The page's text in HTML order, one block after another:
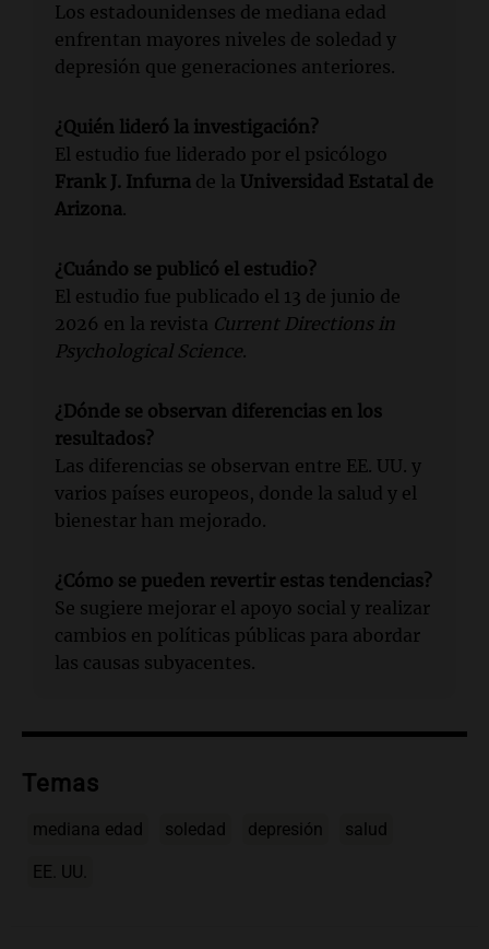
Los estadounidenses de mediana edad
enfrentan mayores niveles de soledad y
depresión que generaciones anteriores.
¿Quién lideró la investigación?
El estudio fue liderado por el psicólogo
Frank J. Infurna de la Universidad Estatal de
Arizona.
¿Cuándo se publicó el estudio?
El estudio fue publicado el 13 de junio de
2026 en la revista Current Directions in
Psychological Science.
¿Dónde se observan diferencias en los
resultados?
Las diferencias se observan entre EE. UU. y
varios países europeos, donde la salud y el
bienestar han mejorado.
¿Cómo se pueden revertir estas tendencias?
Se sugiere mejorar el apoyo social y realizar
cambios en políticas públicas para abordar
las causas subyacentes.
Temas
mediana edad soledad depresión salud
EE. UU.